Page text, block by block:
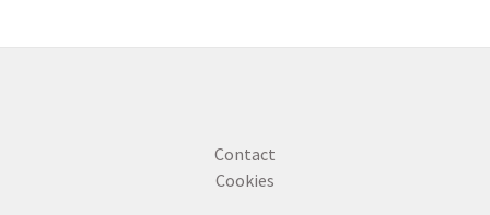
Contact
Cookies